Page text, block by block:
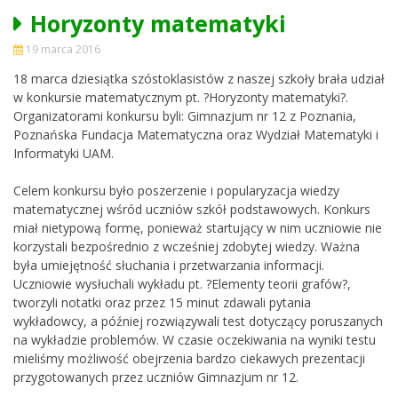
Horyzonty matematyki
19 marca 2016
18 marca dziesiątka szóstoklasistów z naszej szkoły brała udział
w konkursie matematycznym pt. ?Horyzonty matematyki?.
Organizatorami konkursu byli: Gimnazjum nr 12 z Poznania,
Poznańska Fundacja Matematyczna oraz Wydział Matematyki i
Informatyki UAM.
Celem konkursu było poszerzenie i popularyzacja wiedzy
matematycznej wśród uczniów szkół podstawowych. Konkurs
miał nietypową formę, ponieważ startujący w nim uczniowie nie
korzystali bezpośrednio z wcześniej zdobytej wiedzy. Ważna
była umiejętność słuchania i przetwarzania informacji.
Uczniowie wysłuchali wykładu pt. ?Elementy teorii grafów?,
tworzyli notatki oraz przez 15 minut zdawali pytania
wykładowcy, a później rozwiązywali test dotyczący poruszanych
na wykładzie problemów. W czasie oczekiwania na wyniki testu
mieliśmy możliwość obejrzenia bardzo ciekawych prezentacji
przygotowanych przez uczniów Gimnazjum nr 12.